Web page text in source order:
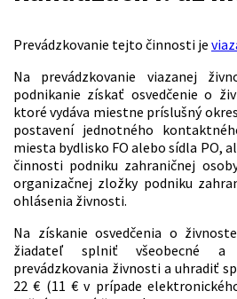
Prevádzkovanie tejto činnosti je
Na prevádzkovanie viazanej
podnikanie získať osvedčenie o
ktoré vydáva miestne príslušný
postavení jednotného
miesta bydlisko FO alebo sídla PO,
činnosti podniku zahraničnej
organizačnej zložky podniku
ohlásenia živnosti.
Na získanie osvedčenia o
žiadateľ splniť všeobecné a
prevádzkovania živnosti a uhradiť
22 € (11 € v prípade